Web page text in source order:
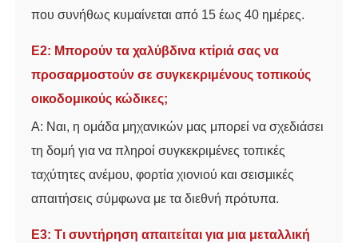
που συνήθως κυμαίνεται από 15 έως 40 ημέρες.
Ε2: Μπορούν τα χαλύβδινα κτίριά σας να
προσαρμοστούν σε συγκεκριμένους τοπικούς
οικοδομικούς κώδικες;
Α: Ναι, η ομάδα μηχανικών μας μπορεί να σχεδιάσει
τη δομή για να πληροί συγκεκριμένες τοπικές
ταχύτητες ανέμου, φορτία χιονιού και σεισμικές
απαιτήσεις σύμφωνα με τα διεθνή πρότυπα.
Ε3: Τι συντήρηση απαιτείται για μια μεταλλική